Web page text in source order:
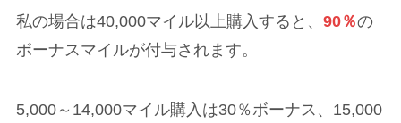
私の場合は40,000マイル以上購入すると、 90％の
ボーナスマイルが付与されます。
5,000～14,000マイル購入は30％ボーナス、15,000